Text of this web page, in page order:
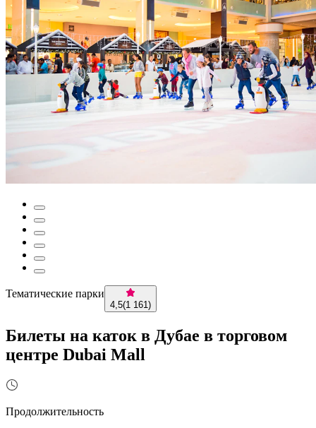
Тематические парки
4,5(1 161)
Билеты на каток в Дубае в торговом
центре Dubai Mall
Продолжительность